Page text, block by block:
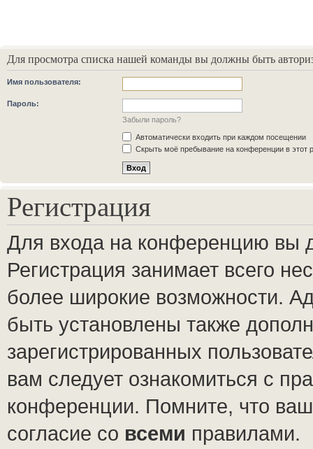
Для просмотра списка нашей команды вы должны быть
Имя пользователя:
Пароль:
Забыли пароль?
Автоматически входить при каждом посещении
Скрыть моё пребывание на конференции в этот
Регистрация
Для входа на конференцию вы
Регистрация занимает всего
более широкие возможности.
быть установлены также
зарегистрированных
вам следует ознакомиться с
конференции. Помните, что
согласие со всеми правилами.